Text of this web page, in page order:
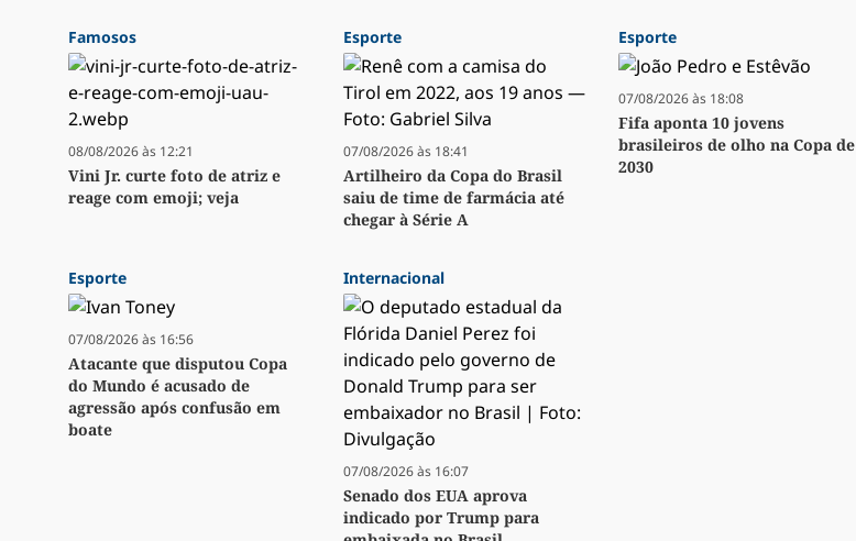
Famosos
08/08/2026 às 12:21
Vini Jr. curte foto de atriz e
reage com emoji; veja
Esporte
07/08/2026 às 18:41
Artilheiro da Copa do Brasil
saiu de time de farmácia até
chegar à Série A
Esporte
07/08/2026 às 18:08
Fifa aponta 10 jovens
brasileiros de olho na Copa de
2030
Esporte
07/08/2026 às 16:56
Atacante que disputou Copa
do Mundo é acusado de
agressão após confusão em
boate
Internacional
07/08/2026 às 16:07
Senado dos EUA aprova
indicado por Trump para